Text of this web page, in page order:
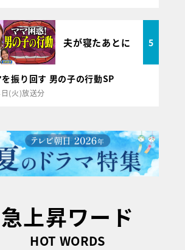
夫が寝たあとに 5
を振り回す 男の子の行動SP
(火)放送分
急上昇ワード
HOT WORDS